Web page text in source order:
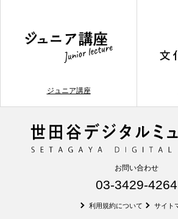
ジュニア講座
お問い合わせ
03-3429-4264
利用規約について サイト